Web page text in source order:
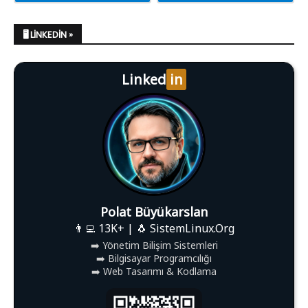
🖥️ LINKEDIN »
Linked in
Polat Büyükarslan
👨‍💻 13K+ | 🐧 SistemLinux.Org
➡️ Yönetim Bilişim Sistemleri
➡️ Bilgisayar Programcılığı
➡️ Web Tasarımı & Kodlama